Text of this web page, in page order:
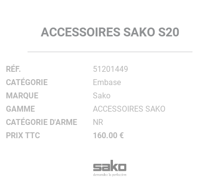
ACCESSOIRES SAKO S20
RÉF.
51201449
CATÉGORIE
Embase
MARQUE
Sako
GAMME
ACCESSOIRES SAKO
CATÉGORIE D'ARME
NR
PRIX TTC
160.00 €